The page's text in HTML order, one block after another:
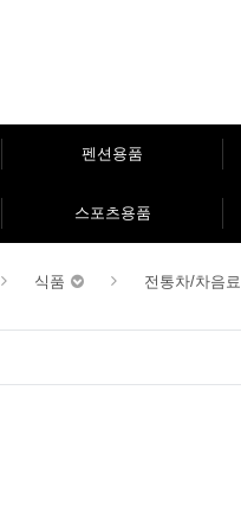
펜션용품
스포츠용품
식품 전통차/차음료